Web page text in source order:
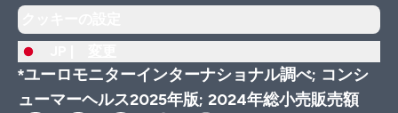
*ユーロモニターインターナショナル調べ; コンシ
ューマーヘルス2025年版; 2024年総小売販売額